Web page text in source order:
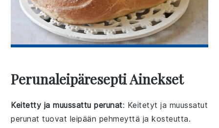
Perunaleipäresepti Ainekset
Keitetty ja muussattu perunat: Keitetyt ja muussatut
perunat tuovat leipään pehmeyttä ja kosteutta.